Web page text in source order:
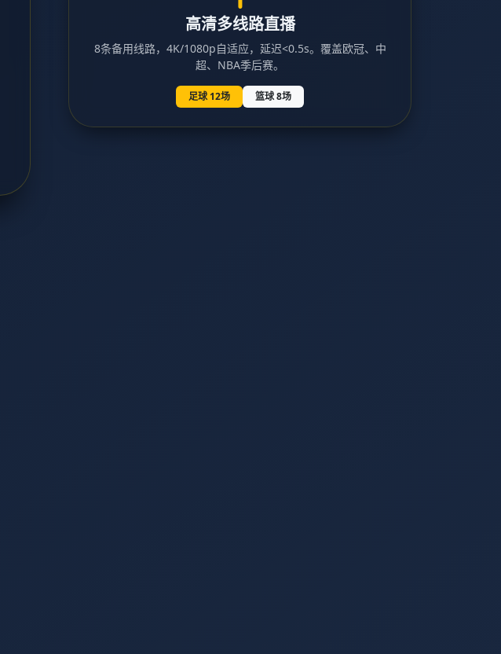
高清多线路直播
8条备用线路，4K/1080p自适应，延迟<0.5s。覆盖欧冠、中
超、NBA季后赛。
足球 12场 篮球 8场